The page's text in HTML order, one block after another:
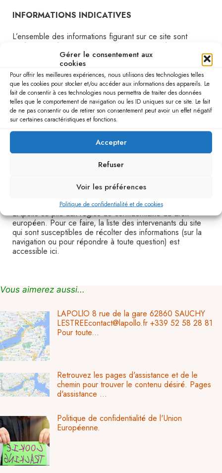
Gérer le consentement aux
cookies
Pour offrir les meilleures expériences, nous utilisons des technologies telles
que les cookies pour stocker et/ou accéder aux informations des appareils. Le
fait de consentir à ces technologies nous permettra de traiter des données
telles que le comportement de navigation ou les ID uniques sur ce site. Le fait
de ne pas consentir ou de retirer son consentement peut avoir un effet négatif
sur certaines caractéristiques et fonctions.
Accepter
Refuser
Voir les préférences
Politique de confidentialité et de cookies
INFORMATIONS INDICATIVES
L’ensemble des informations figurant sur ce site sont
totalement indicatives et ne peuvent engager la
responsabilité de l’éditeur. Ces informations, qui ne
prétendent pas à l’exhaustivité, ne sauraient valoir comme
un conseil technique, et doivent faire l’objet de votre part
de prendre un avis d’un professionnel.
L’éditeur ne peut garantir ni leur exactitude ni leur
caractère exhaustif. En conséquence, l’éditeur ne peut
encourir aucune responsabilité du fait d’informations
erronées, imprécises ou incomplètes ou pour les résultats
qui pourraient être obtenus par l’utilisation, même partielle,
de telles informations ces informations sont susceptibles
de modifications à tout moment et sans préavis.
RÈGLES DE CONFIDENTIALITÉ RELATIVES A LA
L’Apollo se plie aux règles de confidentialité du droit
européen. Pour ce faire, la liste des intervenants du site
qui sont susceptibles de récolter des informations (sur la
navigation ou pour répondre à toute question) est
accessible ici.
Vous aimerez aussi...
LAPOLlO 8 rue de la gare 62860 SAUCHY
LESTREEcontact@lapollo.fr +339 52 58 28 81
Pour toute...
Retrouvez les pages d'assistance et de le
chemin pour trouver le contenu désiré. Pages
d'assistance ...
Politique de confidentialité de l'Union
Européenne.